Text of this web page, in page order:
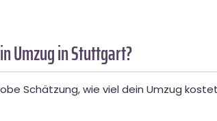
Umzug in Stuttgart?
Schätzung, wie viel dein Umzug